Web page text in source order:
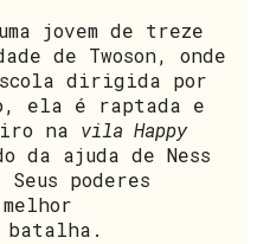
jovem de treze
de Twoson, onde
dirigida por
ela é raptada e
na vila Happy
da ajuda de Ness
poderes